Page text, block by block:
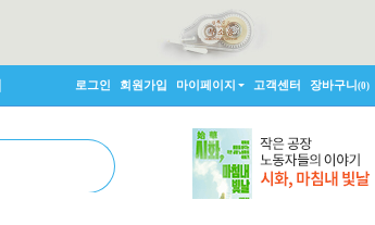
로그인 회원가입 마이페이지 고객센터 장바구니(0)